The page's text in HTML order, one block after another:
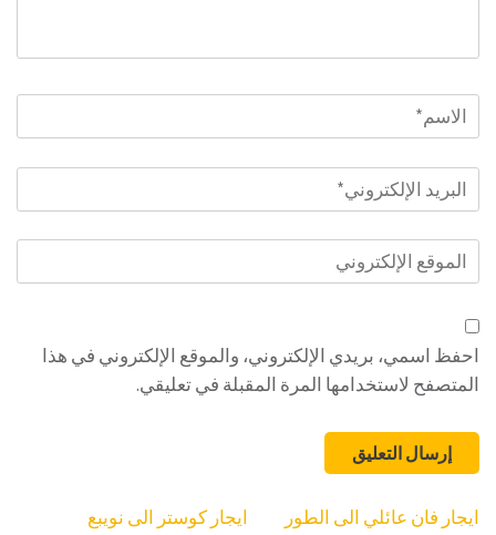
الاسم
البريد
الإلكتروني*
الموقع
الإلكتروني
احفظ اسمي، بريدي الإلكتروني، والموقع الإلكتروني في هذا
المتصفح لاستخدامها المرة المقبلة في تعليقي.
تصفّح
ايجار كوستر الى نويبع ايجار فان عائلي الى الطور